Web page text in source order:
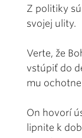
Z politiky
svojej ulity.
Verte, že
vstúpiť do
mu
On hovorí
lipnite k